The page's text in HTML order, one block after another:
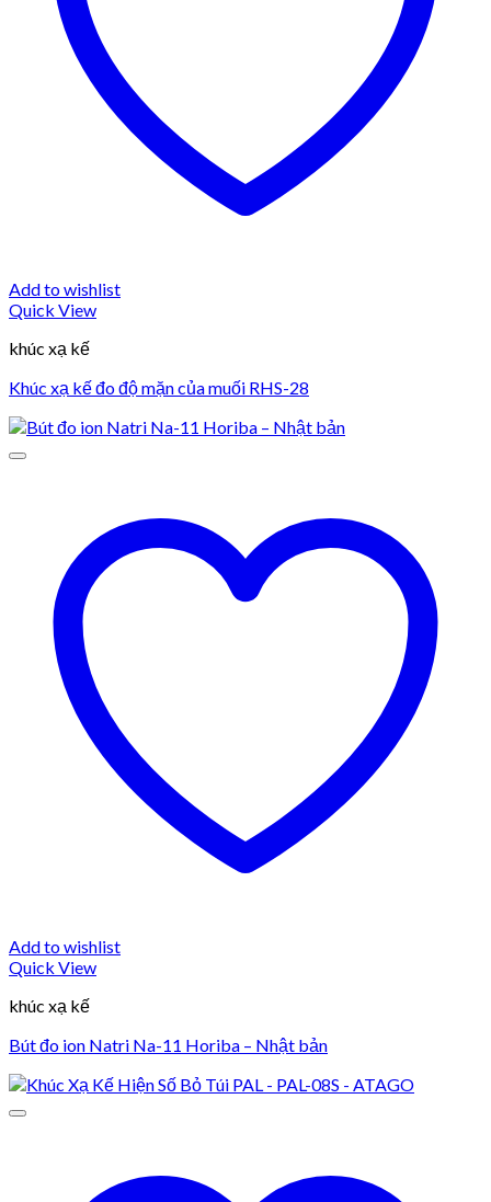
Add to wishlist
Quick View
khúc xạ kế
Khúc xạ kế đo độ mặn của muối RHS-28
Add to wishlist
Quick View
khúc xạ kế
Bút đo ion Natri Na-11 Horiba – Nhật bản